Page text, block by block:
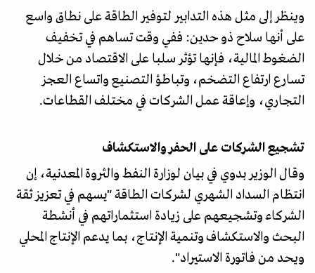
وينظر إلى مثل هذه التدابير لتوفير الطاقة على نطاق واسع
على أنها سلاح ذو حدين: ففي وقت تساهم في تخفيف
الضغوط المالية، فإنها تؤثر سلبا على الاقتصاد من خلال
تسارع ارتفاع التضخم، وتباطؤ التصنيع واتساع العجز
التجاري، وإعاقة عمل الشركات في مختلف القطاعات.
تشجيع الشركات على الحفر والاستكشاف
وقال الوزير بدوي في بيان لوزارة النفط والثروة المعدنية، إن
انتظام السداد الشهري لشركات الطاقة "يسهم في تعزيز ثقة
الشركاء وتشجيعهم على زيادة استثماراتهم في أنشطة
البحث والاستكشاف وتنمية الإنتاج، بما يدعم الإنتاج المحلي
ويحد من فاتورة الاستيراد".